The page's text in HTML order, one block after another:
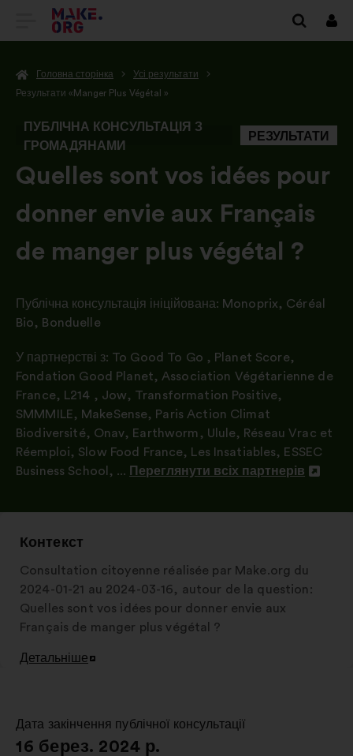
ПЕРЕЙТИ
ГОЛОВНУ
MAKE.ORG
Головна сторінка
Усі результати
Результати «Manger Plus Végétal »
ПУБЛІЧНА КОНСУЛЬТАЦІЯ З
ГРОМАДЯНАМИ
РЕЗУЛЬТАТИ
-
Quelles sont vos idées pour
donner envie aux Français
de manger plus végétal ?
Публічна консультація ініційована: Monoprix, Céréal
Bio, Bonduelle
У партнерстві з: To Good To Go , Planet Score,
Fondation Good Planet, Association Végétarienne de
France, L214 , Jow, Transformation Positive,
SMMMILE, MakeSense, Paris Action Climat
Biodiversité, Onav, Earthworm , Ulule, Réseau Vrac et
Réemploi, Slow Food France, Les Insatiables, ESSEC
Business School , ... Переглянути всіх партнерів
Відкрити
Контекст
Consultation citoyenne réalisée par Make.org du
2024-01-21 au 2024-03-16, autour de la question:
Quelles sont vos idées pour donner envie aux
Français de manger plus végétal ?
Детальніше
Відкрити
вкладці
Дата закінчення публічної консультації
:
16 берез. 2024 р.